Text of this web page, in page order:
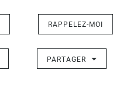
RAPPELEZ-MOI
PARTAGER